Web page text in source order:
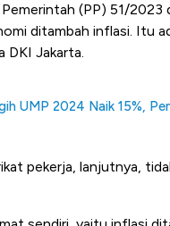
(PP) 51/2023
ditambah inflasi. Itu
DKI Jakarta.
UMP 2024 Naik 15%,
pekerja, lanjutnya,